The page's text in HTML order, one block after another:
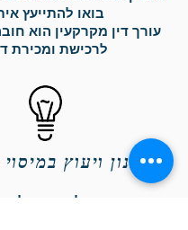
בואו להתייעץ
עורך דין מקרקעין הוא
לרכישת ומכירת
תיכנון ויעוץ
הכנה ויעוץ בכל הקשור